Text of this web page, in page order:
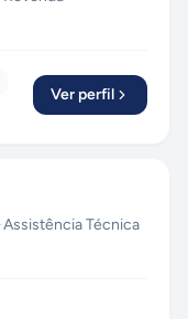
Ver perfil
·Assistência Técnica